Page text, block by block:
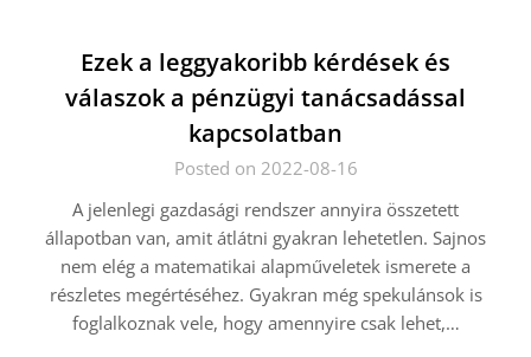
Ezek a leggyakoribb kérdések és
válaszok a pénzügyi tanácsadással
kapcsolatban
Posted on 2022-08-16
A jelenlegi gazdasági rendszer annyira összetett
állapotban van, amit átlátni gyakran lehetetlen. Sajnos
nem elég a matematikai alapműveletek ismerete a
részletes megértéséhez. Gyakran még spekulánsok is
foglalkoznak vele, hogy amennyire csak lehet,…